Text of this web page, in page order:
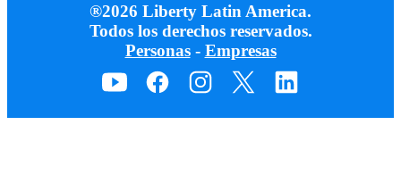
®2026 Liberty Latin America.
Todos los derechos reservados.
Personas- Empresas